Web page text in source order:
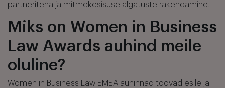
partneritena ja mitmekesisuse algatuste rakendamine.
Miks on Women in Business
Law Awards auhind meile
oluline?
Women in Business Law EMEA auhinnad toovad esile ja